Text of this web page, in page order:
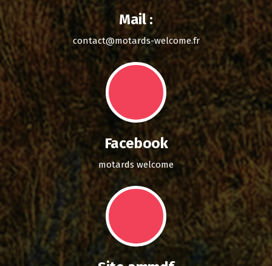
Mail :
contact@motards-welcome.fr
Facebook
motards welcome